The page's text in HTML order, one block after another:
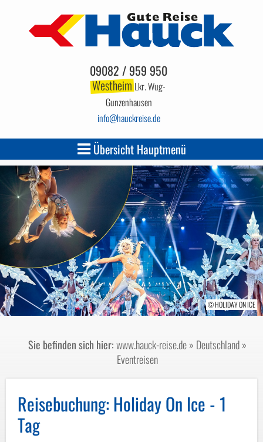
09082 / 959 950
WestheimLkr. Wug-
Gunzenhausen
info hauckreise.de
Übersicht Hauptmenü
© HOLIDAY ON ICE
© HOLIDAY ON ICE
Sie befinden sich hier:www.hauck-reise.de» Deutschland»
Eventreisen
Reisebuchung: Holiday On Ice - 1
Tag